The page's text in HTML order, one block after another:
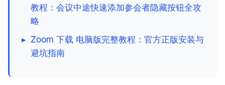
教程：会议中途快速添加参会者隐藏按钮全攻
略
▸ Zoom 下载 电脑版完整教程：官方正版安装与
避坑指南